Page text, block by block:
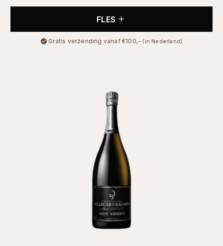
FLES
Gratis verzending vanaf €100,- (in Nederland)